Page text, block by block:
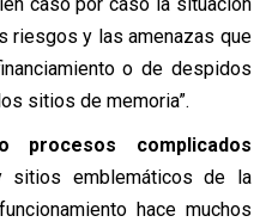
riesgos y las amenazas que
o de despidos
sitios de memoria”.
procesos complicados
sitios emblemáticos de la
hace muchos